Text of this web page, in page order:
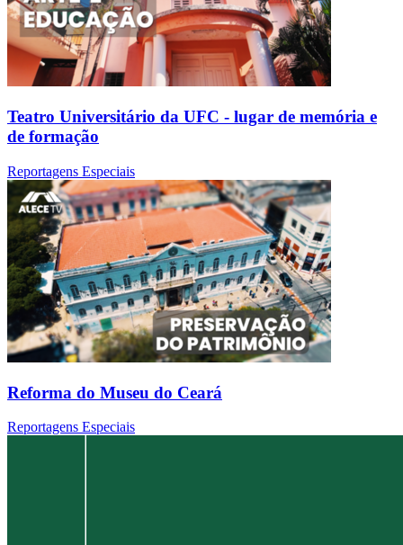
Teatro Universitário da UFC - lugar de memória e
de formação
Reportagens Especiais
Reforma do Museu do Ceará
Reportagens Especiais